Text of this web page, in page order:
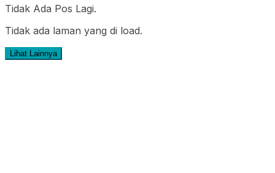
Tidak Ada Pos Lagi.
Tidak ada laman yang di load.
Lihat Lainnya